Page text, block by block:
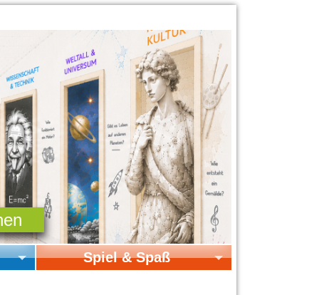
Spiel & Spaß